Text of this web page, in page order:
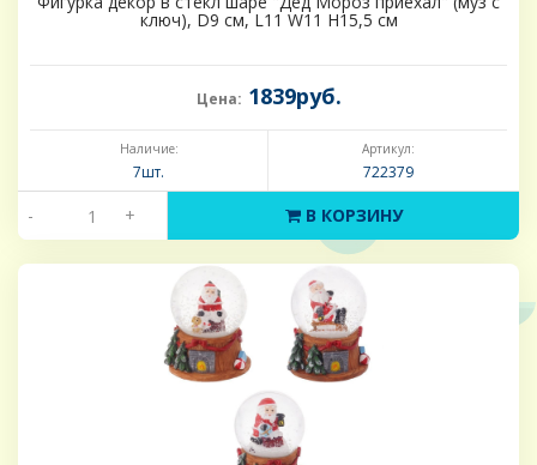
ключ), D9 см, L11 W11 H15,5 см
Цена: 1839руб.
Наличие:
7шт.
Артикул:
722379
- + В КОРЗИНУ